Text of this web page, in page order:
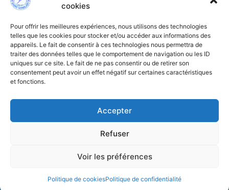
cookies
Pour offrir les meilleures expériences, nous utilisons des technologies
telles que les cookies pour stocker et/ou accéder aux informations des
appareils. Le fait de consentir à ces technologies nous permettra de
traiter des données telles que le comportement de navigation ou les ID
uniques sur ce site. Le fait de ne pas consentir ou de retirer son
consentement peut avoir un effet négatif sur certaines caractéristiques
et fonctions.
Accepter
Refuser
Voir les préférences
Politique de cookiesPolitique de confidentialité
Cliquez pour accepter les cookies
marketing et activer ce contenu
Copyright © 2026 | AGSH44